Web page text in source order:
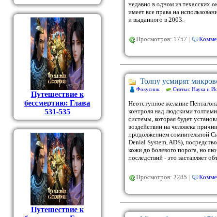
Путешествие к
бессмертию: Глава
531-535
Путешествие к
недавно в одном из техасских
имеет все права на
и выданного в 2003.
Просмотров: 1757 |
Толпу усмирят
Фокусник Статьи: Наука и
Неотступное желание
контроля над людскими
системы, которая будет
воздействии на человека
продолжением сомнительной
Denial System, ADS),
кожи до болевого порога, но
последствий - это заставляет
Просмотров: 2285 |